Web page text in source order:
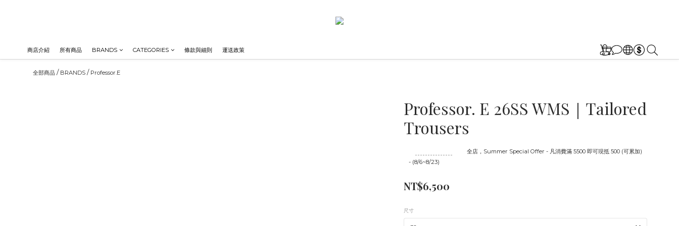
商店介紹 所有商品 BRANDS CATEGORIES 條款與細則 運送政策
全部商品 / BRANDS / Professor.E
Professor. E 26SS WMS｜Tailored
Trousers
全店，Summer Special Offer - 凡消費滿 5500 即可現抵 500 (可累加)
- (8/6~8/23)
NT$6,500
尺寸